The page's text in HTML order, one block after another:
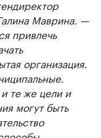
Маврина. —
привлечь
организация.
те же цели и
могут быть